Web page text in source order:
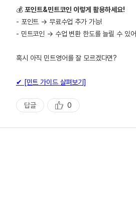
💰 포인트&민트코인 이렇게 활용하세요!
- 포인트 → 무료수업 추가 가능!
- 민트코인 → 수업 변환 한도를 늘릴 수 있
혹시 아직 민트영어를 잘 모르겠다면?
✔ [민트 가이드 살펴보기]
답글
추
천
0